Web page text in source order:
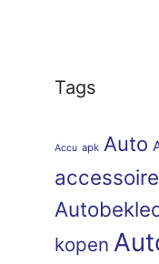
Tags
Accu apk Auto
kopen